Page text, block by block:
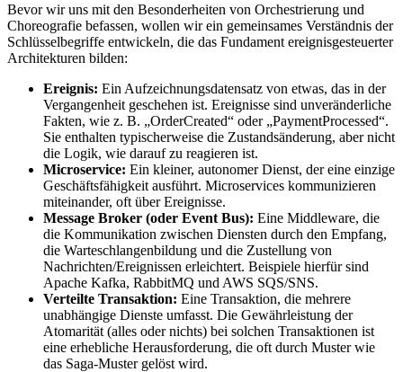
Bevor wir uns mit den Besonderheiten von Orchestrierung und
Choreografie befassen, wollen wir ein gemeinsames Verständnis der
Schlüsselbegriffe entwickeln, die das Fundament ereignisgesteuerter
Architekturen bilden:
Ereignis: Ein Aufzeichnungsdatensatz von etwas, das in der
Vergangenheit geschehen ist. Ereignisse sind unveränderliche
Fakten, wie z. B. „OrderCreated“ oder „PaymentProcessed“.
Sie enthalten typischerweise die Zustandsänderung, aber nicht
die Logik, wie darauf zu reagieren ist.
Microservice: Ein kleiner, autonomer Dienst, der eine einzige
Geschäftsfähigkeit ausführt. Microservices kommunizieren
miteinander, oft über Ereignisse.
Message Broker (oder Event Bus): Eine Middleware, die
die Kommunikation zwischen Diensten durch den Empfang,
die Warteschlangenbildung und die Zustellung von
Nachrichten/Ereignissen erleichtert. Beispiele hierfür sind
Apache Kafka, RabbitMQ und AWS SQS/SNS.
Verteilte Transaktion: Eine Transaktion, die mehrere
unabhängige Dienste umfasst. Die Gewährleistung der
Atomarität (alles oder nichts) bei solchen Transaktionen ist
eine erhebliche Herausforderung, die oft durch Muster wie
das Saga-Muster gelöst wird.